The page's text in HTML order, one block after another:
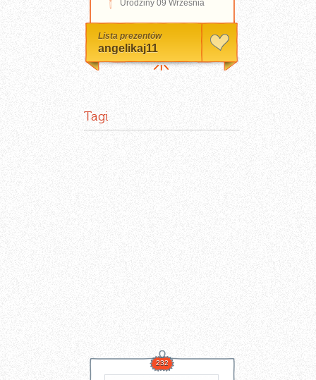
Urodziny 09 Września
Lista prezentów
angelikaj11
Tagi
232